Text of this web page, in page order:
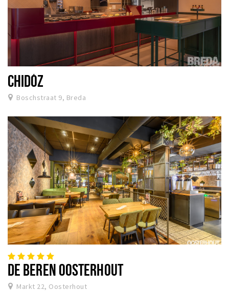
CHIDÓZ
Boschstraat 9, Breda
DE BEREN OOSTERHOUT
Markt 22, Oosterhout